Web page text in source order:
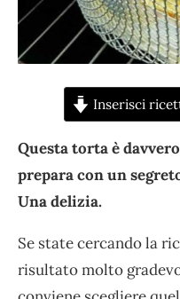
Inserisci
Questa torta è
prepara con un
Una delizia.
Se state cercando la
risultato molto